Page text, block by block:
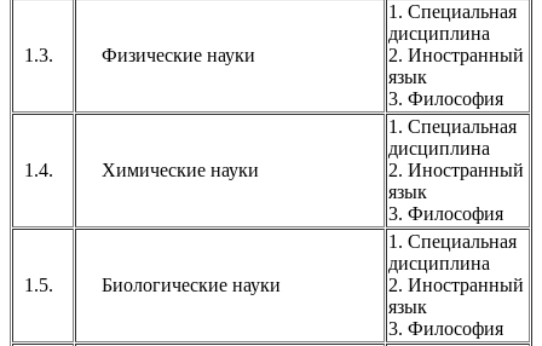
1.3. Физические науки
1. Специальная
дисциплина
2. Иностранный
язык
3. Философия
1.4. Химические науки
1. Специальная
дисциплина
2. Иностранный
язык
3. Философия
1.5. Биологические науки
1. Специальная
дисциплина
2. Иностранный
язык
3. Философия